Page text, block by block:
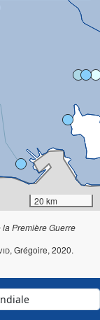
20 km
la Première Guerre
, Grégoire, 2020.